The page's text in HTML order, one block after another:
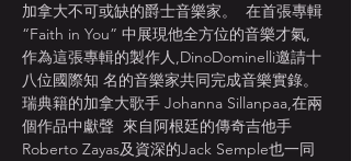
加拿大不可或缺的爵士音樂家。  在首張專輯
“Faith in You” 中展現他全方位的音樂才氣,
作為這張專輯的製作人,DinoDominelli邀請十
八位國際知 名的音樂家共同完成音樂實錄。
瑞典籍的加拿大歌手 Johanna Sillanpaa,在兩
個作品中獻聲  來自阿根廷的傳奇吉他手
Roberto Zayas及資深的Jack Semple也一同